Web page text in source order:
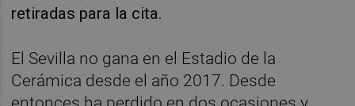
retiradas para la cita.
El Sevilla no gana en el Estadio de la
Cerámica desde el año 2017. Desde